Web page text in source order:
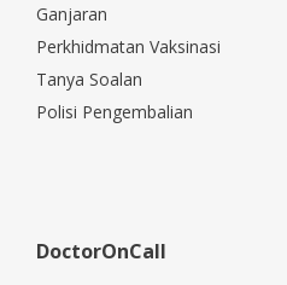
Ganjaran
Perkhidmatan Vaksinasi
Tanya Soalan
Polisi Pengembalian
DoctorOnCall